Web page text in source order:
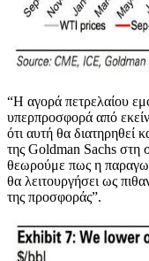
“Η αγορά πετρελαίου
υπερπροσφορά από
ότι αυτή θα διατηρηθεί
της Goldman Sachs στη
θεωρούμε πως η
θα λειτουργήσει ως
της προσφοράς”.